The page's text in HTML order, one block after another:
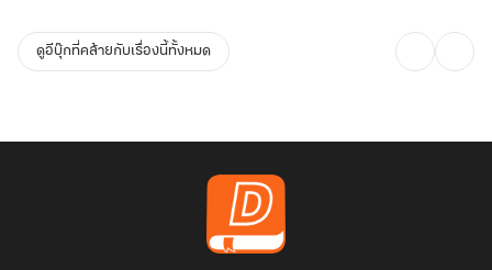
ดูอีบุ๊กที่คล้ายกับเรื่องนี้ทั้งหมด